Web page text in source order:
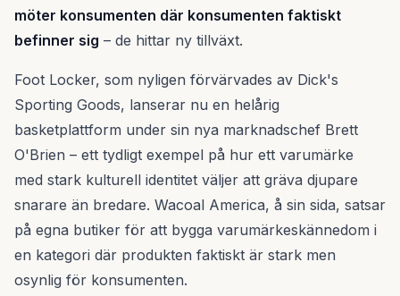
möter konsumenten där konsumenten faktiskt
befinner sig – de hittar ny tillväxt.
Foot Locker, som nyligen förvärvades av Dick's
Sporting Goods, lanserar nu en helårig
basketplattform under sin nya marknadschef Brett
O'Brien – ett tydligt exempel på hur ett varumärke
med stark kulturell identitet väljer att gräva djupare
snarare än bredare. Wacoal America, å sin sida, satsar
på egna butiker för att bygga varumärkeskännedom i
en kategori där produkten faktiskt är stark men
osynlig för konsumenten.